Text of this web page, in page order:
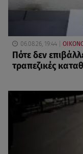
06.08.26, 19:44
Πότε δεν
τραπεζικές